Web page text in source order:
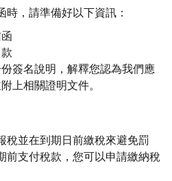
，請準備好以下資訊：
簽名說明，解釋您認為我們應
上相關證明文件。
稅並在到期日前繳稅來避免罰
前支付稅款，您可以申請繳納稅